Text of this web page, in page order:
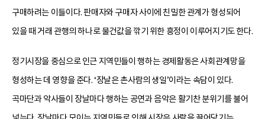
구매하려는 이들이다. 판매자와 구매자 사이에 친밀한 관계가 형성되어
있을 때 거래 관행의 하나로 물건값을 깎기 위한 흥정이 이루어지기도 한다.
정기시장을 중심으로 인근 지역민들이 행하는 경제활동은 사회관계망을
형성하는 데 영향을 준다. ‘장날은 촌사람의 생일’이라는 속담이 있다.
곡마단과 악사들이 장날마다 행하는 공연과 음악은 활기찬 분위기를 불어